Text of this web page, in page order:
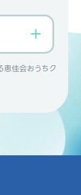
佳会おうちク